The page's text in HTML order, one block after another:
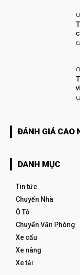
ĐÁNH GIÁ CAO
DANH MỤC
Tin tức
Chuyển Nhà
Ô Tô
Chuyển Văn Phòng
Xe cẩu
Xe nâng
Xe tải